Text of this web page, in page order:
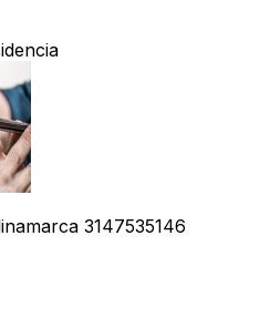
3147535146